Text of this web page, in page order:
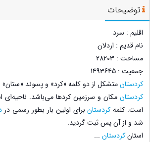
توضیحات
اقلیم : سرد
نام قدیم : اردلان
مساحت : 28203
جمعیت : 1493645
کردستانمتشکل از دو کلمه «کرد» و پسوند
کردستان مکان و سرزمین کردها می‌باشد. ناحیه‌ای
است. کلمهکردستانبرای اولین بار بطور رسمی در
شد و از آن پس ثبت گردید.
استانکردستان ...